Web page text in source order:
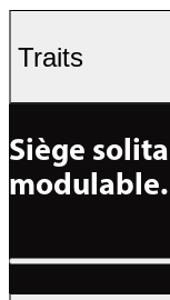
Traits
Siège
modulable.